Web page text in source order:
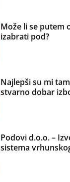
Može li se putem
izabrati pod?
Najlepši su mi
stvarno dobar
Podovi d.o.o. –
sistema